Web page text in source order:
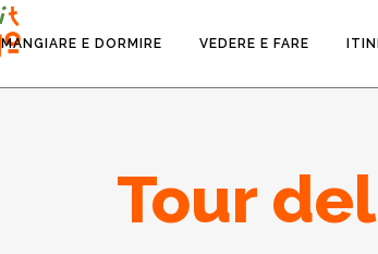
MANGIARE E DORMIRE VEDERE E FARE
Tour